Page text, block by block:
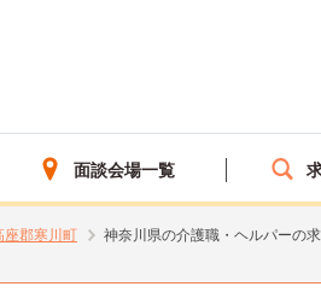
面談会場一覧
座郡寒川町 神奈川県の介護職・ヘルパーの